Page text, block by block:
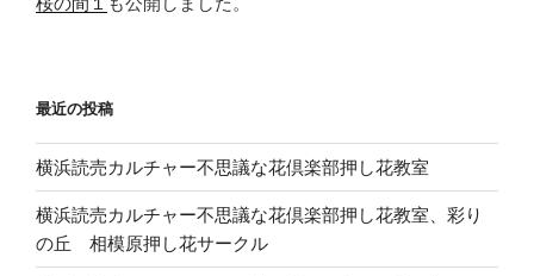
最近の投稿
横浜読売カルチャー不思議な花倶楽部押し花教室
横浜読売カルチャー不思議な花倶楽部押し花教室、彩り
の丘 相模原押し花サークル